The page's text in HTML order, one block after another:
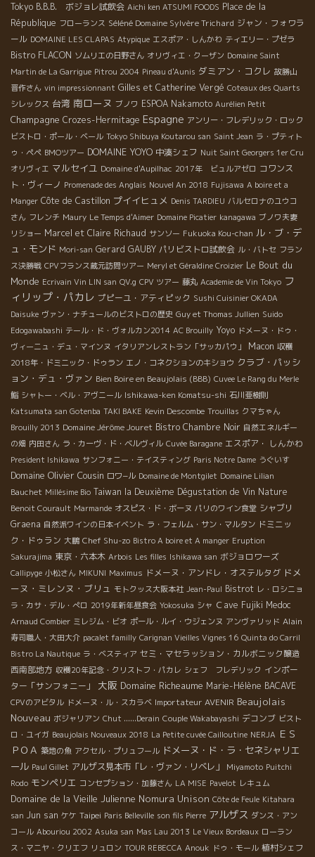
Tokyo B.B.B. ボジョレ試飲会 Aichi ken ATSUMI FOODS Place de la
République フローランス Séléné Domaine Sylvère Trichard ジャン・フォワラ
ール DOMAINE LES CLAPAS Atypique エスポア・しんかわ ティエリー・プゼラ
Bistro FLACON ソムリエの日野さん オリヴィエ・クーザン Domaine Saint
Martin de La Garrigue Pitrou 2004 Pineau d'Aunis ダミアン・コクレ 故勝山
晋作さん vin impressionnant Gilles et Catherine Vergé Coteaux des Quarts
シレックス 台湾 南ローヌ ブノワ ESPOA Nakamoto Aurélien Petit
Champagne Crozes-Hermitage Espagne アンリー・フレデリック・ロック
ビストロ・ポール・ベール Tokyo Shibuya Koutarou san Saint Jean ラ・プティト
ゥ・ペペ BMOツアー DOMAINE YOYO 中湊シェフ Nuit Saint Georgers 1er Cru
オリヴィエ マルセイユ Domaine d'Aupilhac 2017年 ビュルアゼロ コワンス
ト・ヴィーノ Promenade des Anglais Nouvel An 2018 Fujisawa A boire et a
Manger Côte de Castillon プイイヒュメ Denis TARDIEU バルセロナのユウコ
さん フレンチ Maury Le Temps d'Aimer Domaine Picatier kanagawa ブノワ夫妻
リショー Marcel et Claire Richaud サンソー Fukuoka Kou-chan ル・ブ・デ
ュ・モンド Mori-san Gerard GAUBY パリビストロ試飲会 ル・バトセ フラン
ス決勝戦 CPVフランス蔵元訪問ツアー Meryl et Géraldine Croizier Le Bout du
Monde Ecrivain Vin LIN san QV.g CPV ツアー 藤丸 Academie de Vin Tokyo フ
ィリップ・パカレ プピーユ・アティピック Sushi Cuisinier OKADA
Daisuke ヴァン・ナチュールのビストロの歴史 Guy et Thomas Jullien Suido
Edogawabashi テール・ド・ヴォルカン2014 AC Brouilly Yoyo ドメーヌ・ドゥ・
ヴィーニュ・デュ・マインヌ イタリアンレストラン「サッカパウ」 Macon 収穫
2018年・ドミニック・ドゥラン エノ・コネクションのキショウ クラブ・パッシ
ョン・デュ・ヴァン Bien Boire en Beaujolais (BBB) Cuvee Le Rang du Merle
鮨 シャトー・ベル・アヴニール Ishikawa-ken Komatsu-shi 石川亜樹則
Katsumata san Gotenba TAKI BAKE Kevin Descombe Trouillas クマちゃん
Brouilly 2013 Domaine Jérôme Jouret Bistro Chambre Noir 自然エネルギー
の畑 内田さん ラ・カーヴ・ド・ベルヴィル Cuvée Baragane エスポア・ しんかわ
President Ishikawa サンフォニー・テイスティング Paris Notre Dame うぐいす
Domaine Olivier Cousin ロワ−ル Domaine de Montgilet Domaine Lilian
Bauchet Millésime Bio Taiwan la Deuxième Dégustation de Vin Nature
Benoit Courault Marmande オスピス・ド・ボーヌ パリのワイン食堂 シャブリ
Graena 自然派ワインの日本イベント ラ・フェルム・サン・マルタン ドミニッ
ク・ドゥラン 大鵬 Chef Shu-zo Bistro A boire et A manger Eruption
Sakurajima 東京・六本木 Arbois Les filles Ishikawa san ボジョロワーズ
Callipyge 小松さん MIKUNI Maximus ドメーヌ・アンドレ・オステルタグ ドメ
ーヌ・ミレンヌ・ブリュ モトクッス大阪本社 Jean-Paul Bistrot レ・ロシニョ
ラ・カサ・デル・ぺロ 2019年新年昼食会 Yokosuka シャ Ｃave Fujiki Medoc
Arnaud Combier ミレジム・ビオ ポール・ルイ・ウジェンヌ アンヴァリッド Alain
寿司職人・大田大介 pacalet familly Carignan Vieilles Vignes 16 Quinta do Carril
Bistro La Nautique ラ・ベスティア セミ・マセラッション・カルボニック醸造
西南部地方 収穫20年記念・クリストフ・パカレ シェフ フレデリック インポー
ター「サンフォニー」
大阪 Domaine Richeaume Marie-Hélène BACAVE
CPVのアビタル ドメーヌ・ル・スカラベ Importateur AVENIR Beaujolais
Nouveau ボジャリアン Chut ......Derain Couple Wakabayashi デコンブ ビスト
ロ・ユイガ Beaujolais Nouveaux 2018 La Petite cuvée Cailloutine NERJA ＥＳ
ＰＯＡ 築地の魚 アクセル・プリュフール ドメーヌ・ド・ラ・セネシャリエ
ール Paul Gillet アルザス見本市「レ・ヴァン・リベレ」 Miyamoto Puitchi
Rodo モンペリエ コンセプション・加藤さん LA MISE Pavelot レキュム
Domaine de la Vieille Julienne Nomura Unison Côte de Feule Kitahara
san Jun san ケケ Taipei Paris Belleville son fils Pierre アルザス ダンス・アン
コール Abouriou 2002 Asuka san Mas Lau 2013 Le Vieux Bordeaux ローラン
ス・マニヤ・クリエフ リュロン TOUR REBECCA Anouk ドゥ・モール 植村シェフ